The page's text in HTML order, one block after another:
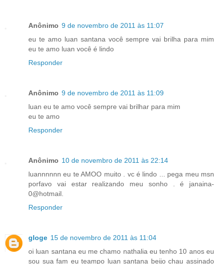
Anônimo 9 de novembro de 2011 às 11:07
eu te amo luan santana você sempre vai brilha para mim
eu te amo luan você é lindo
Responder
Anônimo 9 de novembro de 2011 às 11:09
luan eu te amo você sempre vai brilhar para mim
eu te amo
Responder
Anônimo 10 de novembro de 2011 às 22:14
luannnnnn eu te AMOO muito . vc é lindo ... pega meu msn
porfavo vai estar realizando meu sonho . é janaina-
0@hotmail.
Responder
gloge 15 de novembro de 2011 às 11:04
oi luan santana eu me chamo nathalia eu tenho 10 anos eu
sou sua fam eu teampo luan santana beijo chau assinado